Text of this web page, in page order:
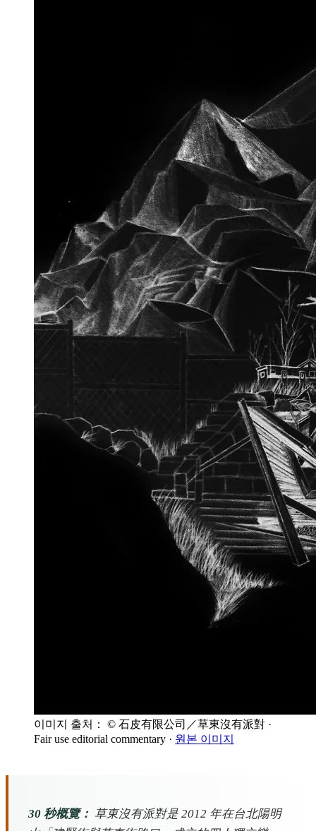
이미지 출처： © 石皮有限公司／草東沒有派對 ·
Fair use editorial commentary · 원본 이미지
30 秒概覽： 草東沒有派對是 2012 年在台北陽明